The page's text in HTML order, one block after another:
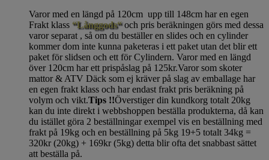
Varor med en längd på 120cm upp till 148cm har en egen
Frakt klass “Långgods“och pris beräkningen görs med dessa
varor separat , så om du beställer en slides och en cylinder
kommer dom inte kunna paketeras i ett paket utan det blir ett
paket för slidsen och ett för Cylindern. Varor med en längd
över 120cm har ett prispåslag på 125kr.Varor som skoter
mattor & ATV Däck som ej kräver på slag av emballage har
en egen frakt klass och har endast frakt pris beräkning på
volym och vikt.Tips !!Överstiger din kundkorg totalt 20kg
kan du inte direkt i webbshoppen beställa produkterna, då kan
du istället göra 2 beställningar exempel vis en beställning med
frakt på 19kg och en beställning på 5kg 19+5 totalt 34kg =
320kr (20kg) + 169kr (5kg) detta blir ofta det snabbast sättet
att beställa på.